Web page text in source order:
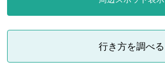
行き方を調べる